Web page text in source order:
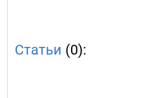
Статьи (0):